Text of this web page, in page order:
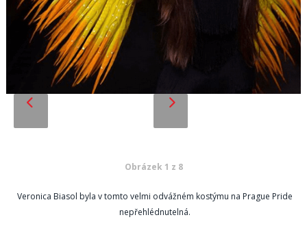
Obrázek 1 z 8
Veronica Biasol byla v tomto velmi odvážném kostýmu na Prague Pride
nepřehlédnutelná.